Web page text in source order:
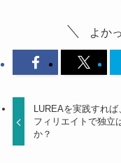
よか
LUREAを実践すれば
フィリエイトで独立
か？